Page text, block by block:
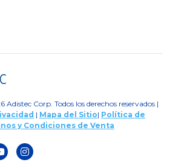
Corp. Todos los derechos reservados |
| Mapa del Sitio| Política de
y Condiciones de Venta